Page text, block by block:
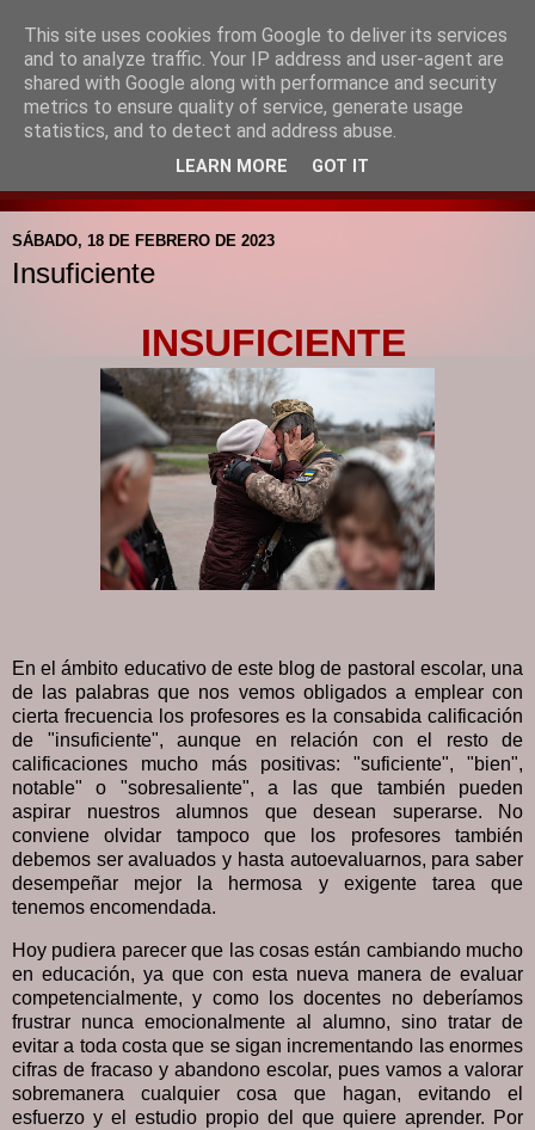
Blog de la Pastoral del
Colegio Santa Mª de la
Providencia
SÁBADO, 18 DE FEBRERO DE 2023
Insuficiente
INSUFICIENTE
En el ámbito educativo de este blog de pastoral escolar, una
de las palabras que nos vemos obligados a emplear con
cierta frecuencia los profesores es la consabida calificación
de "insuficiente", aunque en relación con el resto de
calificaciones mucho más positivas: "suficiente", "bien",
notable" o "sobresaliente", a las que también pueden
aspirar nuestros alumnos que desean superarse. No
conviene olvidar tampoco que los profesores también
debemos ser avaluados y hasta autoevaluarnos, para saber
desempeñar mejor la hermosa y exigente tarea que
tenemos encomendada.
Hoy pudiera parecer que las cosas están cambiando mucho
en educación, ya que con esta nueva manera de evaluar
competencialmente, y como los docentes no deberíamos
frustrar nunca emocionalmente al alumno, sino tratar de
evitar a toda costa que se sigan incrementando las enormes
cifras de fracaso y abandono escolar, pues vamos a valorar
sobremanera cualquier cosa que hagan, evitando el
esfuerzo y el estudio propio del que quiere aprender. Por
This site uses cookies from Google to deliver its services
and to analyze traffic. Your IP address and user-agent are
shared with Google along with performance and security
metrics to ensure quality of service, generate usage
statistics, and to detect and address abuse.
LEARN MORE GOT IT